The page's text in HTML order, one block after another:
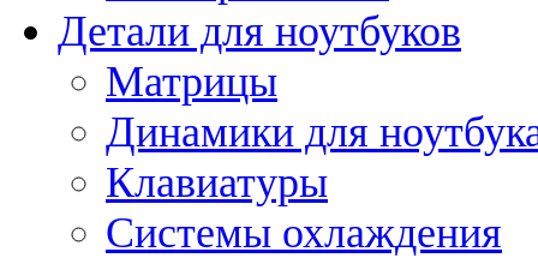
Детали для ноутбуков
Матрицы
Динамики для
Клавиатуры
Системы охлаждения